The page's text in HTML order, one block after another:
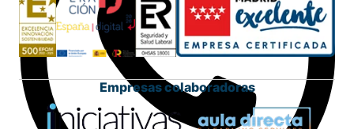
Empresas colaboradoras